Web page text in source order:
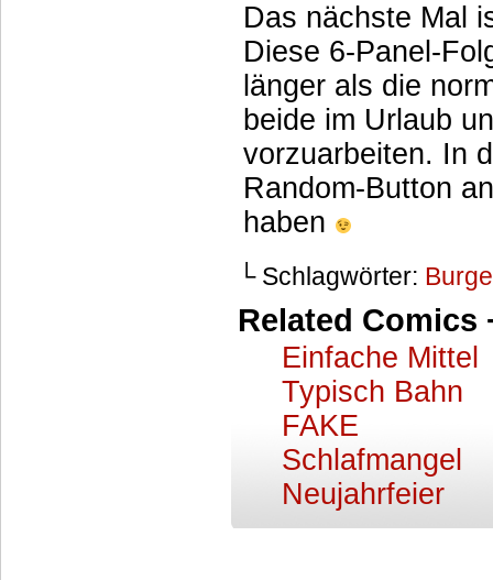
Das nächste Mal
Diese 6-Panel-
länger als die
beide im Urlaub
vorzuarbeiten. In
Random-Button
haben
└ Schlagwörter:
Related Comics
Einfache Mittel
Typisch Bahn
FAKE
Schlafmangel
Neujahrfeier